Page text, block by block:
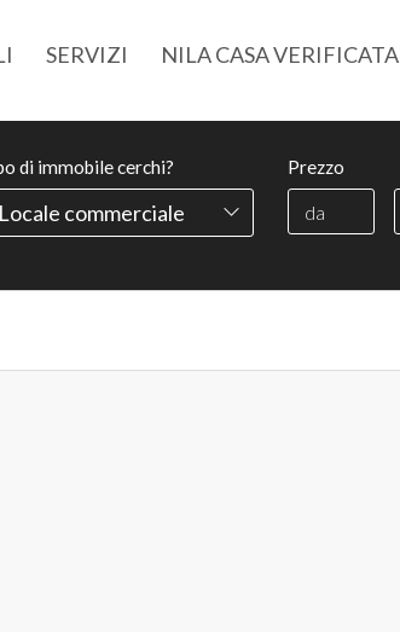
SERVIZI NILA CASA VERIFICATA
di immobile cerchi? Prezzo